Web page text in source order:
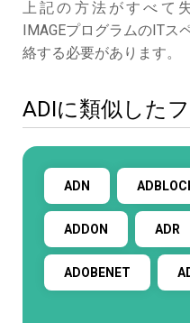
上記の方法がすべて
IMAGEプログラムのIT
絡する必要があります。
ADIに類似した
ADN
ADDON ADR
ADOBENET